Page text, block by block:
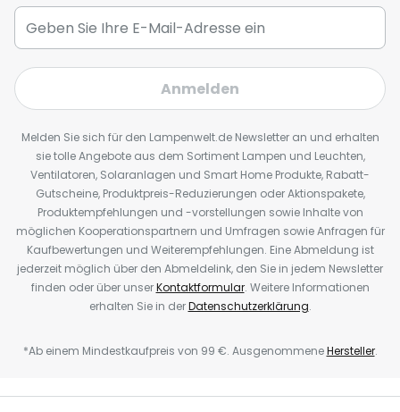
Anmelden
Melden Sie sich für den Lampenwelt.de Newsletter an und erhalten
sie tolle Angebote aus dem Sortiment Lampen und Leuchten,
Ventilatoren, Solaranlagen und Smart Home Produkte, Rabatt-
Gutscheine, Produktpreis-Reduzierungen oder Aktionspakete,
Produktempfehlungen und -vorstellungen sowie Inhalte von
möglichen Kooperationspartnern und Umfragen sowie Anfragen für
Kaufbewertungen und Weiterempfehlungen. Eine Abmeldung ist
jederzeit möglich über den Abmeldelink, den Sie in jedem Newsletter
finden oder über unserKontaktformular. Weitere Informationen
erhalten Sie in derDatenschutzerklärung.
*Ab einem Mindestkaufpreis von 99 €. AusgenommeneHersteller.